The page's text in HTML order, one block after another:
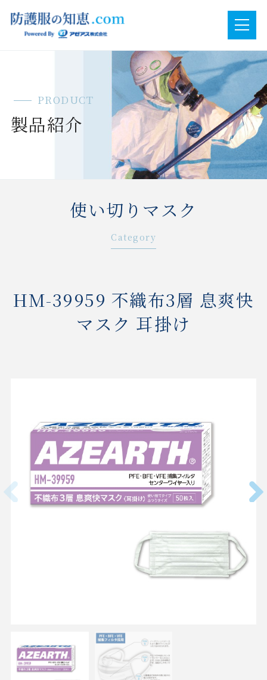
PRODUCT
製品紹介
使い切りマスク
Category
HM-39959 不織布3層 息爽快
マスク 耳掛け